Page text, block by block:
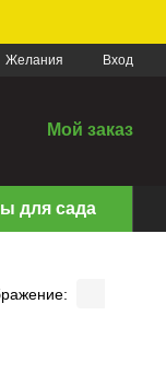
Желания Вход
Мой заказ
для сада